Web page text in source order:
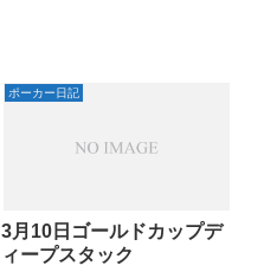
ポーカー日記
3月10日ゴールドカップデ
ィープスタック